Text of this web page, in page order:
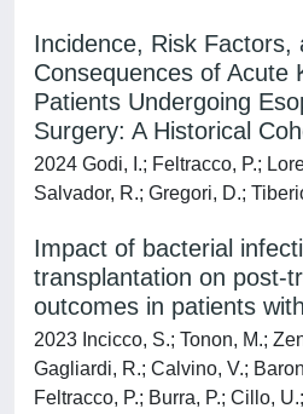
Incidence, Risk Factors,
Consequences of Acute
Patients Undergoing
Surgery: A Historical
2024 Godi, I.; Feltracco, P.;
Salvador, R.; Gregori, D.;
Impact of bacterial
transplantation on post-
outcomes in patients
2023 Incicco, S.; Tonon, M.;
Gagliardi, R.; Calvino, V.;
Feltracco, P.; Burra, P.; Cillo,